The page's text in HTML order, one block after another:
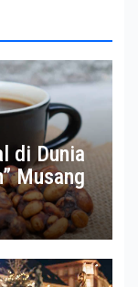
di Dunia
Musang